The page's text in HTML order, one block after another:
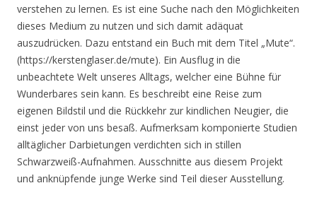
verstehen zu lernen. Es ist eine Suche nach den Möglichkeiten
dieses Medium zu nutzen und sich damit adäquat
auszudrücken. Dazu entstand ein Buch mit dem Titel „Mute“.
(https://kerstenglaser.de/mute). Ein Ausflug in die
unbeachtete Welt unseres Alltags, welcher eine Bühne für
Wunderbares sein kann. Es beschreibt eine Reise zum
eigenen Bildstil und die Rückkehr zur kindlichen Neugier, die
einst jeder von uns besaß. Aufmerksam komponierte Studien
alltäglicher Darbietungen verdichten sich in stillen
Schwarzweiß-Aufnahmen. Ausschnitte aus diesem Projekt
und anknüpfende junge Werke sind Teil dieser Ausstellung.